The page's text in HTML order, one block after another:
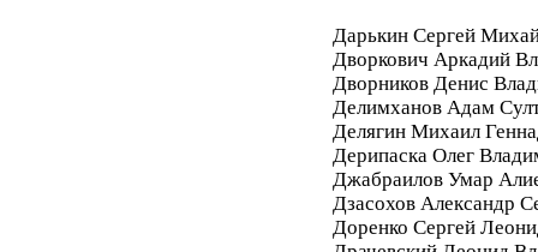
Дарькин Сергей
Дворкович Аркадий
Дворников Денис
Делимханов Адам
Делягин Михаил
Дерипаска Олег
Джабраилов Умар
Дзасохов Александр
Доренко Сергей